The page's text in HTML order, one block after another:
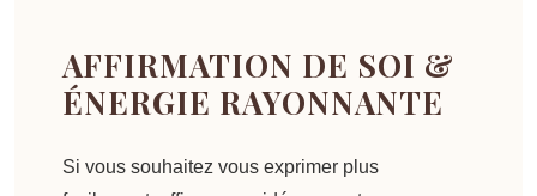
AFFIRMATION DE SOI &
ÉNERGIE RAYONNANTE
Si vous souhaitez vous exprimer plus